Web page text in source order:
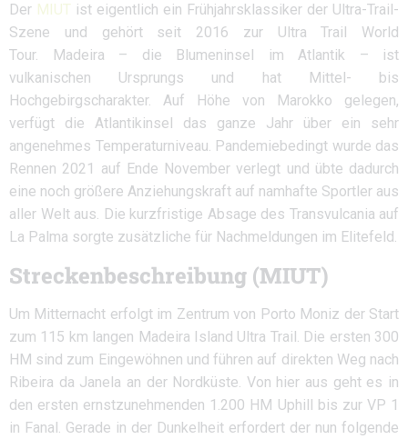
Der MIUT ist eigentlich ein Frühjahrsklassiker der Ultra-Trail-
Szene und gehört seit 2016 zur Ultra Trail World
Tour. Madeira – die Blumeninsel im Atlantik – ist
vulkanischen Ursprungs und hat Mittel- bis
Hochgebirgscharakter. Auf Höhe von Marokko gelegen,
verfügt die Atlantikinsel das ganze Jahr über ein sehr
angenehmes Temperaturniveau. Pandemiebedingt wurde das
Rennen 2021 auf Ende November verlegt und übte dadurch
eine noch größere Anziehungskraft auf namhafte Sportler aus
aller Welt aus. Die kurzfristige Absage des Transvulcania auf
La Palma sorgte zusätzliche für Nachmeldungen im Elitefeld.
Streckenbeschreibung (MIUT)
Um Mitternacht erfolgt im Zentrum von Porto Moniz der Start
zum 115 km langen Madeira Island Ultra Trail. Die ersten 300
HM sind zum Eingewöhnen und führen auf direkten Weg nach
Ribeira da Janela an der Nordküste. Von hier aus geht es in
den ersten ernstzunehmenden 1.200 HM Uphill bis zur VP 1
in Fanal. Gerade in der Dunkelheit erfordert der nun folgende